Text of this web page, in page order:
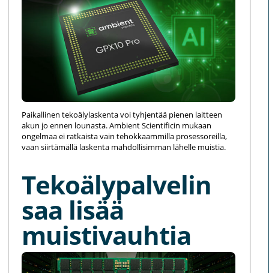
Paikallinen tekoälylaskenta voi tyhjentää pienen laitteen
akun jo ennen lounasta. Ambient Scientificin mukaan
ongelmaa ei ratkaista vain tehokkaammilla prosessoreilla,
vaan siirtämällä laskenta mahdollisimman lähelle muistia.
Tekoälypalvelin
saa lisää
muistivauhtia